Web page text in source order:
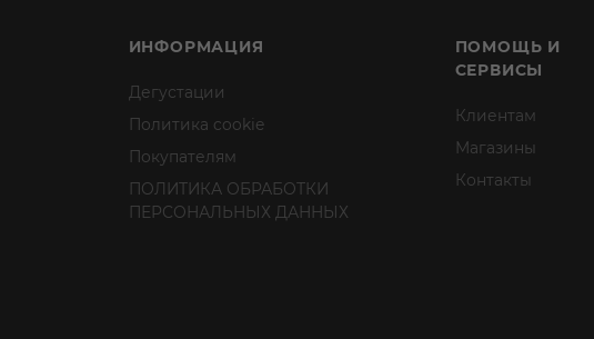
ИНФОРМАЦИЯ
Дегустации
Политика cookie
Покупателям
ПОЛИТИКА ОБРАБОТКИ
ПЕРСОНАЛЬНЫХ ДАННЫХ
ПОМОЩЬ И
СЕРВИСЫ
Клиентам
Магазины
Контакты